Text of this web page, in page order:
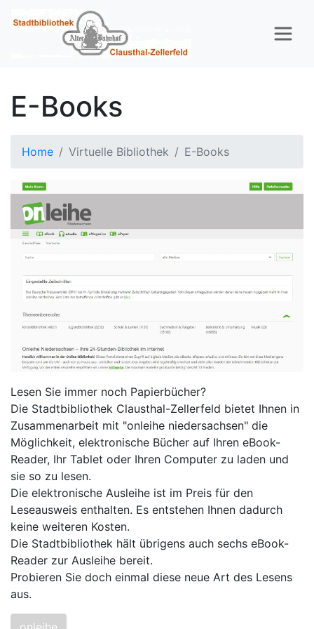
E-Books
Home Virtuelle Bibliothek E-Books
Lesen Sie immer noch Papierbücher?
Die Stadtbibliothek Clausthal-Zellerfeld bietet Ihnen in
Zusammenarbeit mit "onleihe niedersachsen" die
Möglichkeit, elektronische Bücher auf Ihren eBook-
Reader, Ihr Tablet oder Ihren Computer zu laden und
sie so zu lesen.
Die elektronische Ausleihe ist im Preis für den
Leseausweis enthalten. Es entstehen Ihnen dadurch
keine weiteren Kosten.
Die Stadtbibliothek hält übrigens auch sechs eBook-
Reader zur Ausleihe bereit.
Probieren Sie doch einmal diese neue Art des Lesens
aus.